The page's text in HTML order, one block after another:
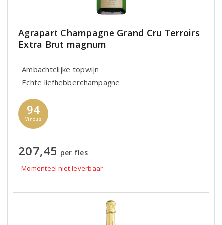
Agrapart Champagne Grand Cru Terroirs
Extra Brut magnum
Ambachtelijke topwijn
Echte liefhebberchampagne
94
Vinous
207,45 per fles
Momenteel niet leverbaar